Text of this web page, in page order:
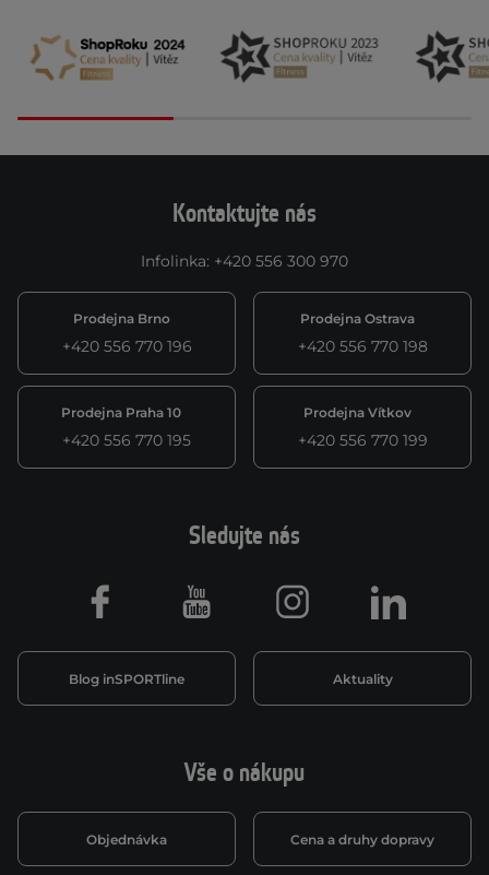
Kontaktujte nás
Infolinka: +420 556 300 970
Prodejna Brno
+420 556 770 196
Prodejna Ostrava
+420 556 770 198
Prodejna Praha 10
+420 556 770 195
Prodejna Vítkov
+420 556 770 199
Vše o nákupu
Objednávka Cena a druhy dopravy
Sledujte nás
Blog inSPORTline Aktuality
Facebook Youtube Instagram LinkedIn